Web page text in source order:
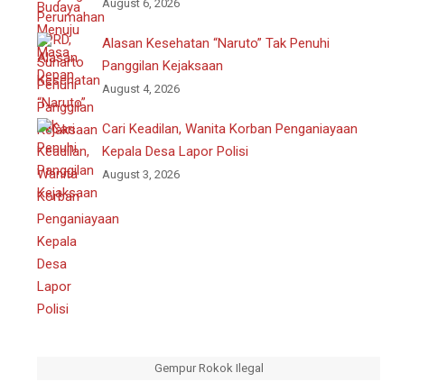
August 6, 2026
Alasan Kesehatan “Naruto” Tak Penuhi
Panggilan Kejaksaan
August 4, 2026
Cari Keadilan, Wanita Korban Penganiayaan
Kepala Desa Lapor Polisi
August 3, 2026
Gempur Rokok Ilegal